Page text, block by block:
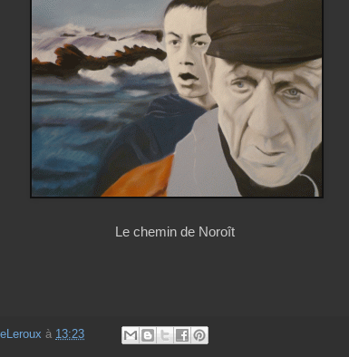
Le chemin de Noroît
à 13:23